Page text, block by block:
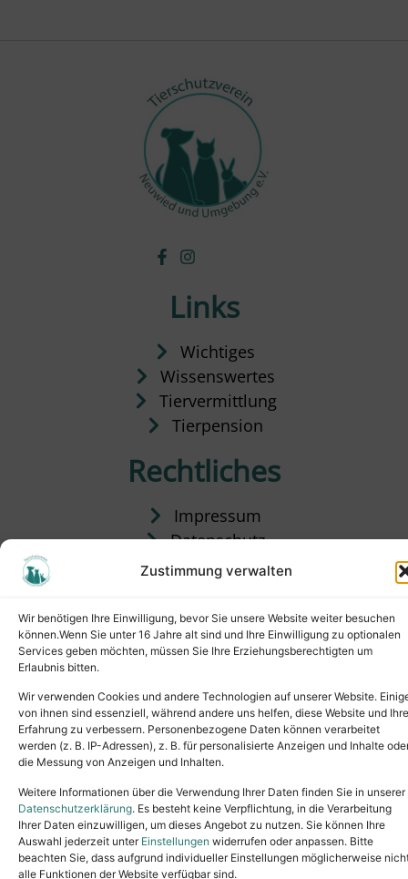
Zustimmung verwalten
Wir benötigen Ihre Einwilligung, bevor Sie unsere Website weiter besuchen
können.Wenn Sie unter 16 Jahre alt sind und Ihre Einwilligung zu optionalen
Services geben möchten, müssen Sie Ihre Erziehungsberechtigten um
Erlaubnis bitten.
Wir verwenden Cookies und andere Technologien auf unserer Website.
von ihnen sind essenziell, während andere uns helfen, diese Website und Ihre
Erfahrung zu verbessern. Personenbezogene Daten können verarbeitet
werden (z. B. IP-Adressen), z. B. für personalisierte Anzeigen und Inhalte
die Messung von Anzeigen und Inhalten.
Weitere Informationen über die Verwendung Ihrer Daten finden Sie in unserer
Datenschutzerklärung. Es besteht keine Verpflichtung, in die Verarbeitung
Ihrer Daten einzuwilligen, um dieses Angebot zu nutzen. Sie können Ihre
Auswahl jederzeit unter Einstellungen widerrufen oder anpassen. Bitte
beachten Sie, dass aufgrund individueller Einstellungen möglicherweise
alle Funktionen der Website verfügbar sind.
Links
Wichtiges
Wissenswertes
Tiervermittlung
Tierpension
Rechtliches
Impressum
Datenschutz
Satzung
Copyright © 2024. All rights reserved.
Tel.: (02631) 55356buero@tierheim-neuwied.de
Ludwigshof 1, 56567 Neuwied